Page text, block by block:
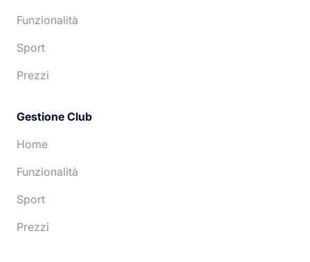
Funzionalità
Sport
Prezzi
Gestione Club
Home
Funzionalità
Sport
Prezzi